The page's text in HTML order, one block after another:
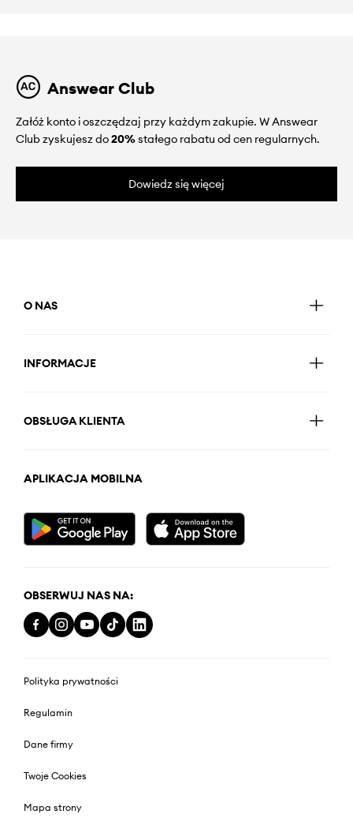
Answear Club
Załóż konto i oszczędzaj przy każdym zakupie. W Answear
Club zyskujesz do20%stałego rabatu od cen regularnych.
Dowiedz się więcej
O NAS
INFORMACJE
OBSŁUGA KLIENTA
APLIKACJA MOBILNA
OBSERWUJ NAS NA:
Polityka prywatności
Regulamin
Dane firmy
Twoje Cookies
Mapa strony